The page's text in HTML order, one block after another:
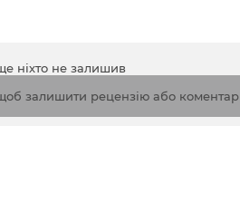
ніхто не залишив
залишити рецензію або коментар